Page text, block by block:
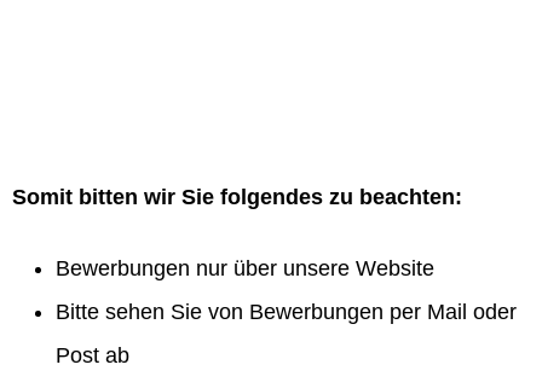
Somit bitten wir Sie folgendes zu beachten:
Bewerbungen nur über unsere Website
Bitte sehen Sie von Bewerbungen per Mail oder
Post ab